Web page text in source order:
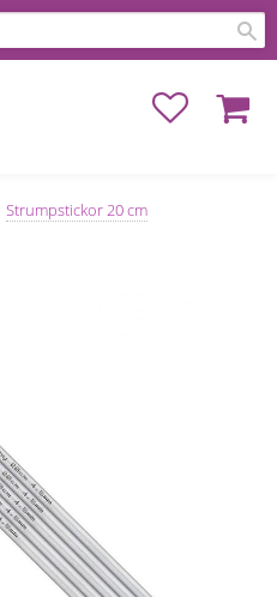
Favoriter
Strumpstickor 20 cm